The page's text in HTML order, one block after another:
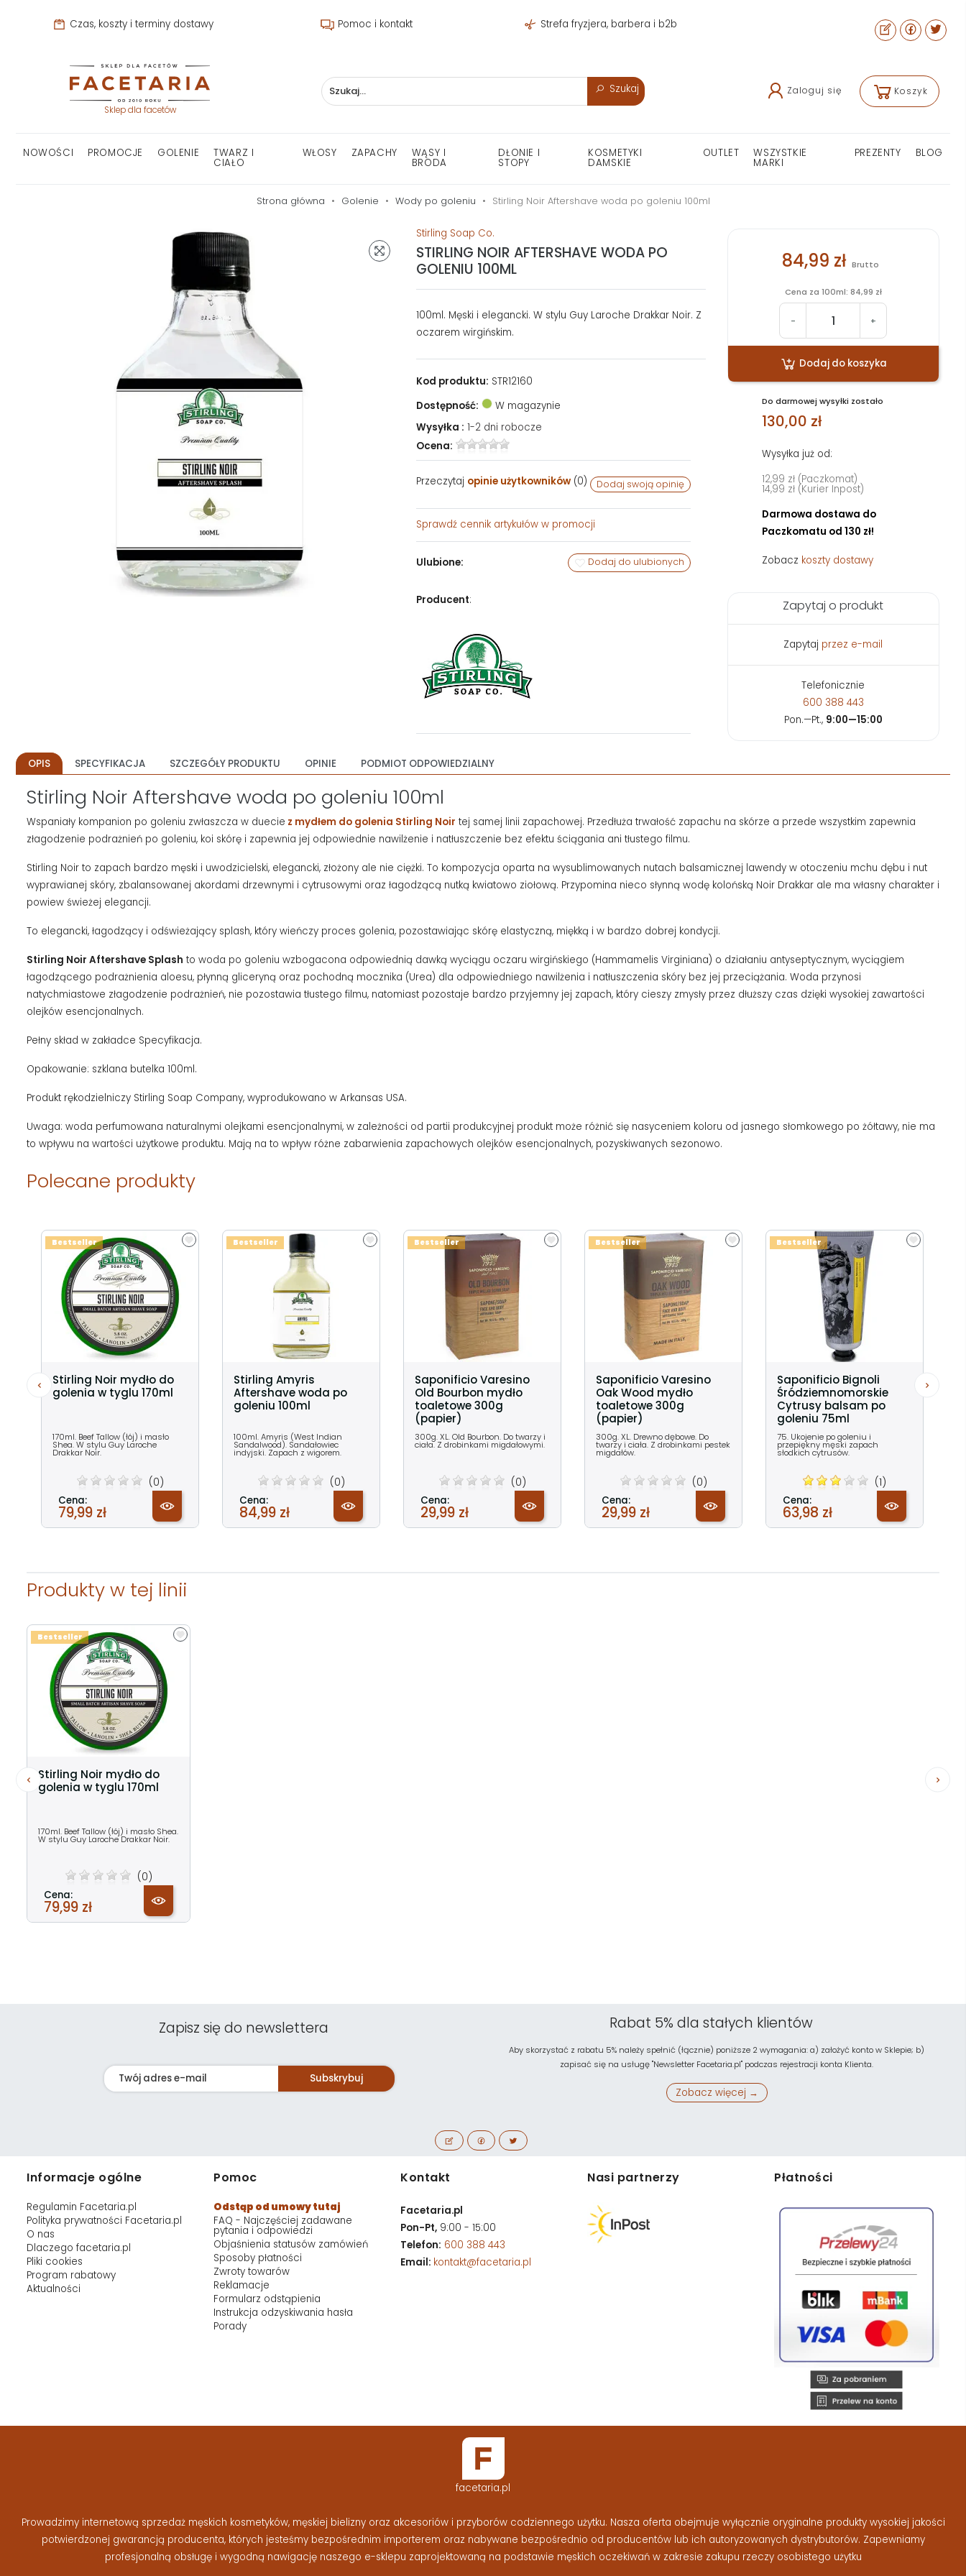
Czas, koszty i terminy dostawy Pomoc i kontakt Strefa fryzjera, barbera i b2b
Sklep dla facetów
Szukaj Zaloguj się Koszyk
NOWOŚCI PROMOCJE GOLENIE TWARZ I
CIAŁO
WŁOSY ZAPACHY WĄSY I
BRODA
DŁONIE I
STOPY
KOSMETYKI
DAMSKIE
OUTLET WSZYSTKIE
MARKI
PREZENTY BLOG
Strona główna Golenie Wody po goleniu Stirling Noir Aftershave woda po goleniu 100ml
Stirling Soap Co.
STIRLING NOIR AFTERSHAVE WODA PO
GOLENIU 100ML
100ml. Męski i elegancki. W stylu Guy Laroche Drakkar Noir. Z
oczarem wirgińskim.
Kod produktu: STR12160
Dostępność:
W magazynie
Wysyłka : 1-2 dni robocze
Ocena:
Przeczytaj opinie użytkowników(0) Dodaj swoją opinię
Sprawdź cennik artykułów w promocji
Ulubione: Dodaj do ulubionych
Producent:
84,99 zł Brutto
Cena za 100ml: 84,99 zł
- +
Dodaj do koszyka
Do darmowej wysyłki zostało
130,00 zł
Wysyłka już od:
12,99 zł (Paczkomat)
14,99 zł (Kurier Inpost)
Darmowa dostawa do
Paczkomatu od 130 zł!
Zobacz koszty dostawy
Zapytaj o produkt
Zapytaj przez e-mail
Telefonicznie
600 388 443
Pon.—Pt., 9:00—15:00
OPIS SPECYFIKACJA SZCZEGÓŁY PRODUKTU OPINIE PODMIOT ODPOWIEDZIALNY
Stirling Noir Aftershave woda po goleniu 100ml
Wspaniały kompanion po goleniu zwłaszcza w duecie z mydłem do golenia Stirling Noir tej samej linii zapachowej. Przedłuża trwałość zapachu na skórze a przede wszystkim zapewnia
złagodzenie podrażnień po goleniu, koi skórę i zapewnia jej odpowiednie nawilżenie i natłuszczenie bez efektu ściągania ani tłustego filmu.
Stirling Noir to zapach bardzo męski i uwodzicielski, elegancki, złożony ale nie ciężki. To kompozycja oparta na wysublimowanych nutach balsamicznej lawendy w otoczeniu mchu dębu i nut
wyprawianej skóry, zbalansowanej akordami drzewnymi i cytrusowymi oraz łagodzącą nutką kwiatowo ziołową. Przypomina nieco słynną wodę kolońską Noir Drakkar ale ma własny charakter i
powiew świeżej elegancji.
To elegancki, łagodzący i odświeżający splash, który wieńczy proces golenia, pozostawiając skórę elastyczną, miękką i w bardzo dobrej kondycji.
Stirling Noir Aftershave Splash to woda po goleniu wzbogacona odpowiednią dawką wyciągu oczaru wirgińskiego (Hammamelis Virginiana) o działaniu antyseptycznym, wyciągiem
łagodzącego podrażnienia aloesu, płynną gliceryną oraz pochodną mocznika (Urea) dla odpowiedniego nawilżenia i natłuszczenia skóry bez jej przeciążania. Woda przynosi
natychmiastowe złagodzenie podrażnień, nie pozostawia tłustego filmu, natomiast pozostaje bardzo przyjemny jej zapach, który cieszy zmysły przez dłuższy czas dzięki wysokiej zawartości
olejków esencjonalnych.
Pełny skład w zakładce Specyfikacja.
Opakowanie: szklana butelka 100ml.
Produkt rękodzielniczy Stirling Soap Company, wyprodukowano w Arkansas USA.
Uwaga: woda perfumowana naturalnymi olejkami esencjonalnymi, w zależności od partii produkcyjnej produkt może różnić się nasyceniem koloru od jasnego słomkowego po żółtawy, nie ma
to wpływu na wartości użytkowe produktu. Mają na to wpływ różne zabarwienia zapachowych olejków esencjonalnych, pozyskiwanych sezonowo.
Polecane produkty
Stirling Noir mydło do
golenia w tyglu 170ml
170ml. Beef Tallow (łój) i masło
Shea. W stylu Guy Laroche
Drakkar Noir.
(0)
Cena:
79,99 zł
Bestseller
Stirling Amyris
Aftershave woda po
goleniu 100ml
100ml. Amyris (West Indian
Sandalwood). Sandałowiec
indyjski. Zapach z wigorem.
(0)
Cena:
84,99 zł
Bestseller
Saponificio Varesino
Old Bourbon mydło
toaletowe 300g
(papier)
300g. XL. Old Bourbon. Do twarzy i
ciała. Z drobinkami migdałowymi.
(0)
Cena:
29,99 zł
Bestseller
Saponificio Varesino
Oak Wood mydło
toaletowe 300g
(papier)
300g. XL. Drewno dębowe. Do
twarzy i ciała. Z drobinkami pestek
migdałów.
(0)
Cena:
29,99 zł
Bestseller
Saponificio Bignoli
Śródziemnomorskie
Cytrusy balsam po
goleniu 75ml
75. Ukojenie po goleniu i
przepiękny męski zapach
słodkich cytrusów.
(1)
Cena:
63,98 zł
Bestseller
Produkty w tej linii
Stirling Noir mydło do
golenia w tyglu 170ml
170ml. Beef Tallow (łój) i masło Shea.
W stylu Guy Laroche Drakkar Noir.
(0)
Cena:
79,99 zł
Bestseller
Zapisz się do newslettera
Subskrybuj
Rabat 5% dla stałych klientów
Aby skorzystać z rabatu 5% należy spełnić (łącznie) poniższe 2 wymagania: a) założyć konto w Sklepie; b)
zapisać się na usługę "Newsletter Facetaria.pl" podczas rejestracji konta Klienta.
Zobacz więcej →
Informacje ogólne
Regulamin Facetaria.pl
Polityka prywatności Facetaria.pl
O nas
Dlaczego facetaria.pl
Pliki cookies
Program rabatowy
Aktualności
Pomoc
Odstąp od umowy tutaj
FAQ - Najczęściej zadawane
pytania i odpowiedzi
Objaśnienia statusów zamówień
Sposoby płatności
Zwroty towarów
Reklamacje
Formularz odstąpienia
Instrukcja odzyskiwania hasła
Porady
Kontakt
Facetaria.pl
Pon-Pt, 9:00 - 15:00
Telefon: 600 388 443
Email: kontakt@facetaria.pl
Nasi partnerzy Płatności
facetaria.pl
Prowadzimy internetową sprzedaż męskich kosmetyków, męskiej bielizny oraz akcesoriów i przyborów codziennego użytku. Nasza oferta obejmuje wyłącznie oryginalne produkty wysokiej jakości
potwierdzonej gwarancją producenta, których jesteśmy bezpośrednim importerem oraz nabywane bezpośrednio od producentów lub ich autoryzowanych dystrybutorów. Zapewniamy
profesjonalną obsługę i wygodną nawigację naszego e-sklepu zaprojektowaną na podstawie męskich oczekiwań w zakresie zakupu rzeczy osobistego użytku